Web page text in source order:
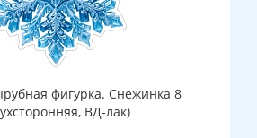
фигурка. Снежинка 8
ВД-лак)